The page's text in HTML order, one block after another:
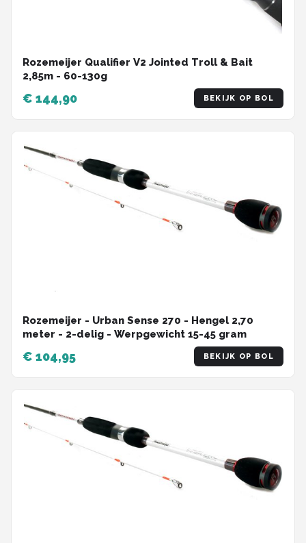
Rozemeijer Qualifier V2 Jointed Troll & Bait
2,85m - 60-130g
€ 144,90 BEKIJK OP BOL
Rozemeijer - Urban Sense 270 - Hengel 2,70
meter - 2-delig - Werpgewicht 15-45 gram
€ 104,95 BEKIJK OP BOL